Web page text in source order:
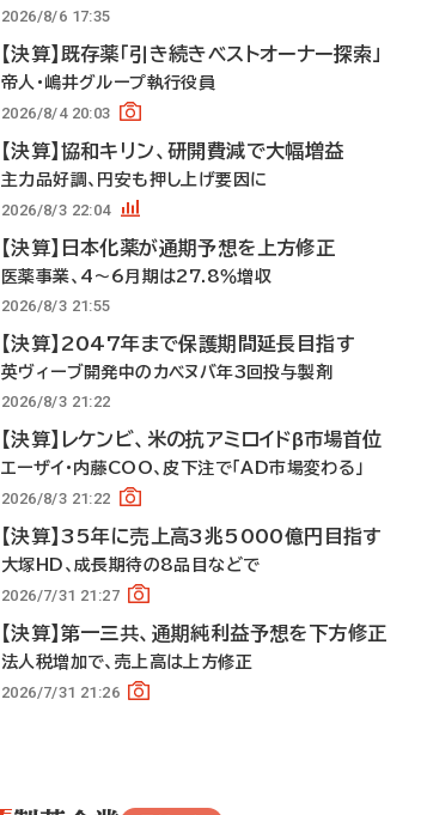
2026/8/6 17:35
【決算】既存薬「引き続きベストオーナー探索」
帝人・嶋井グループ執行役員
2026/8/4 20:03
【決算】協和キリン、研開費減で大幅増益
主力品好調、円安も押し上げ要因に
2026/8/3 22:04
【決算】日本化薬が通期予想を上方修正
医薬事業、4～6月期は27.8％増収
2026/8/3 21:55
【決算】2047年まで保護期間延長目指す
英ヴィーブ開発中のカベヌバ年3回投与製剤
2026/8/3 21:22
【決算】レケンビ、米の抗アミロイドβ市場首位
エーザイ・内藤COO、皮下注で「AD市場変わる」
2026/8/3 21:22
【決算】35年に売上高3兆5000億円目指す
大塚HD、成長期待の8品目などで
2026/7/31 21:27
【決算】第一三共、通期純利益予想を下方修正
法人税増加で、売上高は上方修正
2026/7/31 21:26